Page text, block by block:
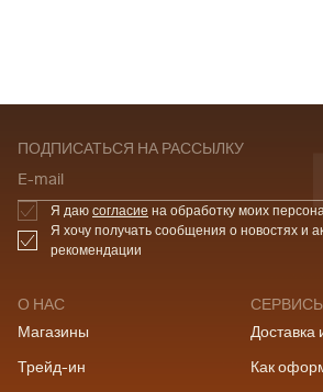
О НАС
Магазины
Трейд-ин
Доставка
Как
ПОДПИСАТЬСЯ НА РАССЫЛКУ
E-mail
Я даю согласие на обработку моих
Я хочу получать сообщения о новостях и
рекомендации